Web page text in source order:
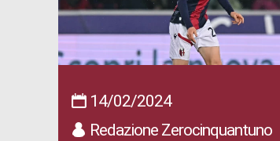
14/02/2024
Redazione Zerocinquantuno